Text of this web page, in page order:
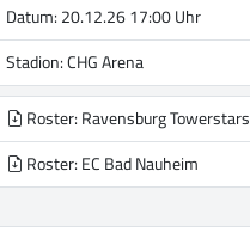
Datum: 20.12.26 17:00 Uhr
Stadion:CHG Arena
Roster: Ravensburg Towerstars
Roster: EC Bad Nauheim